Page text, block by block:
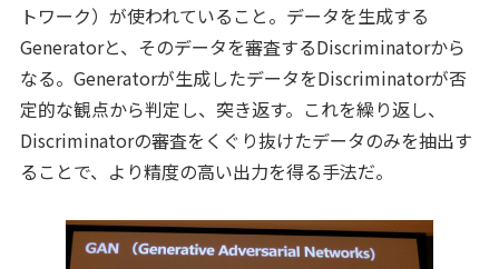
トワーク）が使われていること。データを生成する
Generatorと、そのデータを審査するDiscriminatorから
なる。Generatorが生成したデータをDiscriminatorが否
定的な観点から判定し、突き返す。これを繰り返し、
Discriminatorの審査をくぐり抜けたデータのみを抽出す
ることで、より精度の高い出力を得る手法だ。